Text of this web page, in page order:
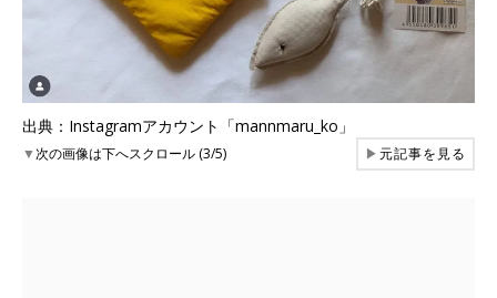
出典：Instagramアカウント「mannmaru_ko」
▼次の画像は下へスクロール (3/5) ▶元記事を見る